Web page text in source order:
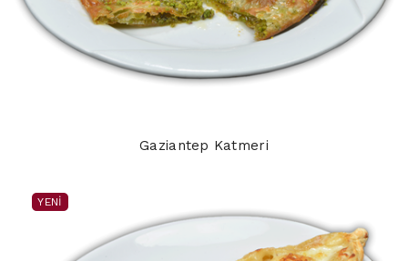
Gaziantep Katmeri
YENI